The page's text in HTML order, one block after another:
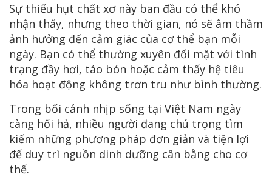
Sự thiếu hụt chất xơ này ban đầu có thể khó
nhận thấy, nhưng theo thời gian, nó sẽ âm thầm
ảnh hưởng đến cảm giác của cơ thể bạn mỗi
ngày. Bạn có thể thường xuyên đối mặt với tình
trạng đầy hơi, táo bón hoặc cảm thấy hệ tiêu
hóa hoạt động không trơn tru như bình thường.
Trong bối cảnh nhịp sống tại Việt Nam ngày
càng hối hả, nhiều người đang chú trọng tìm
kiếm những phương pháp đơn giản và tiện lợi
để duy trì nguồn dinh dưỡng cân bằng cho cơ
thể.